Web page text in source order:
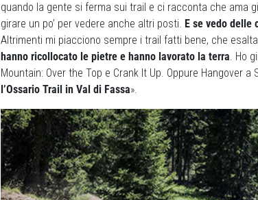
quando la gente si ferma sui trail e ci racconta che ama
girare un po’ per vedere anche altri posti. E se vedo
Altrimenti mi piacciono sempre i trail fatti bene, che
hanno ricollocato le pietre e hanno lavorato la terra. Ho
Mountain: Over the Top e Crank It Up. Oppure Hangover a
l’Ossario Trail in Val di Fassa».